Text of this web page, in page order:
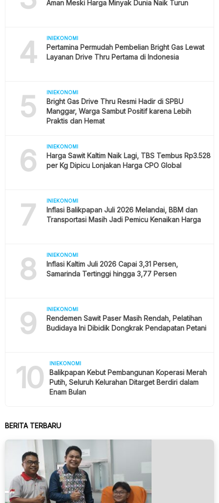
Aman Meski Harga Minyak Dunia Naik Turun
4 INIEKONOMI
Pertamina Permudah Pembelian Bright Gas Lewat
Layanan Drive Thru Pertama di Indonesia
5 INIEKONOMI
Bright Gas Drive Thru Resmi Hadir di SPBU
Manggar, Warga Sambut Positif karena Lebih
Praktis dan Hemat
6 INIEKONOMI
Harga Sawit Kaltim Naik Lagi, TBS Tembus Rp3.528
per Kg Dipicu Lonjakan Harga CPO Global
7 INIEKONOMI
Inflasi Balikpapan Juli 2026 Melandai, BBM dan
Transportasi Masih Jadi Pemicu Kenaikan Harga
8 INIEKONOMI
Inflasi Kaltim Juli 2026 Capai 3,31 Persen,
Samarinda Tertinggi hingga 3,77 Persen
9 INIEKONOMI
Rendemen Sawit Paser Masih Rendah, Pelatihan
Budidaya Ini Dibidik Dongkrak Pendapatan Petani
10 INIEKONOMI
Balikpapan Kebut Pembangunan Koperasi Merah
Putih, Seluruh Kelurahan Ditarget Berdiri dalam
Enam Bulan
BERITA TERBARU